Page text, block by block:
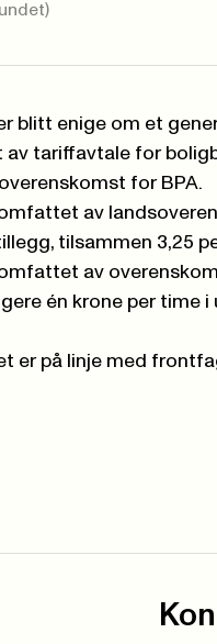
blitt enige om et
av tariffavtale for
for BPA.
av
tilsammen 3,25
av
én krone per time
er på linje med